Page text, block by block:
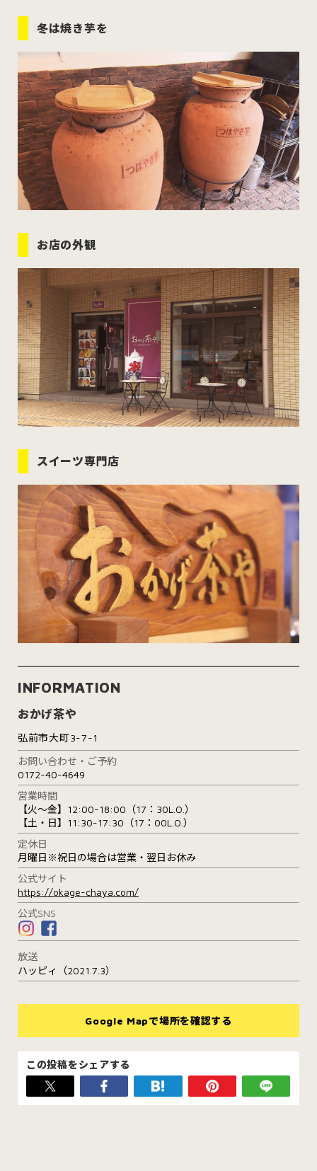
冬は焼き芋を
お店の外観
スイーツ専門店
INFORMATION
おかげ茶や
弘前市大町3-7-1
お問い合わせ・ご予約
0172-40-4649
営業時間
【火～金】12:00-18:00（17：30L.O.）
【土・日】11:30-17:30（17：00L.O.）
定休日
月曜日※祝日の場合は営業・翌日お休み
公式サイト
https://okage-chaya.com/
公式SNS
放送
ハッピィ（2021.7.3）
Google Mapで場所を確認する
この投稿をシェアする